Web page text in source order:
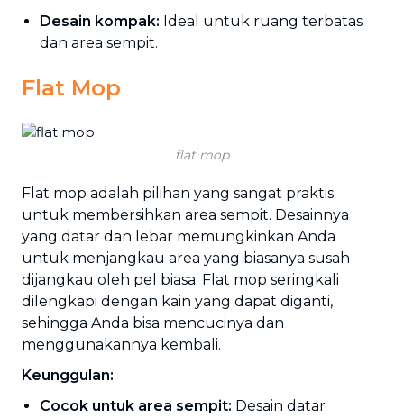
Desain kompak: Ideal untuk ruang terbatas
dan area sempit.
Flat Mop
flat mop
Flat mop adalah pilihan yang sangat praktis
untuk membersihkan area sempit. Desainnya
yang datar dan lebar memungkinkan Anda
untuk menjangkau area yang biasanya susah
dijangkau oleh pel biasa. Flat mop seringkali
dilengkapi dengan kain yang dapat diganti,
sehingga Anda bisa mencucinya dan
menggunakannya kembali.
Keunggulan:
Cocok untuk area sempit: Desain datar